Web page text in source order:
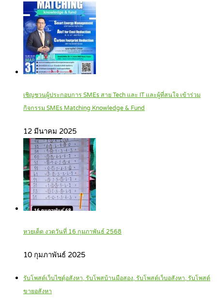
เชิญชวนผู้ประกอบการ SMEs สาย Tech และ IT และผู้ที่สนใจ เข้าร่วม
กิจกรรม SMEs Matching Knowledge & Fund
12 มีนาคม 2025
หวยเด็ด งวดวันที่ 16 กุมภาพันธ์ 2568
10 กุมภาพันธ์ 2025
รับโพสต์เว็บไซตฺ์อสังหา, รับโพสบ้านมือสอง, รับโพสต์เว็บอสังหา, รับโพสต์
ขายอสังหา